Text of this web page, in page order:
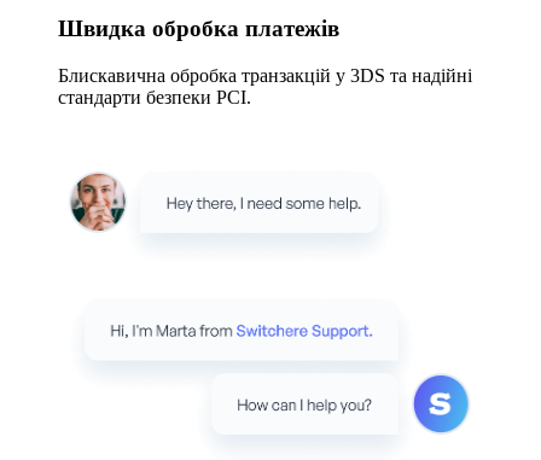
Швидка обробка платежів
Блискавична обробка транзакцій у 3DS та надійні
стандарти безпеки PCI.